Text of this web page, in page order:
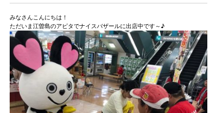
みなさんこんにちは！
ただいま江曽島のアピタでナイスバザールに出店中です～♪